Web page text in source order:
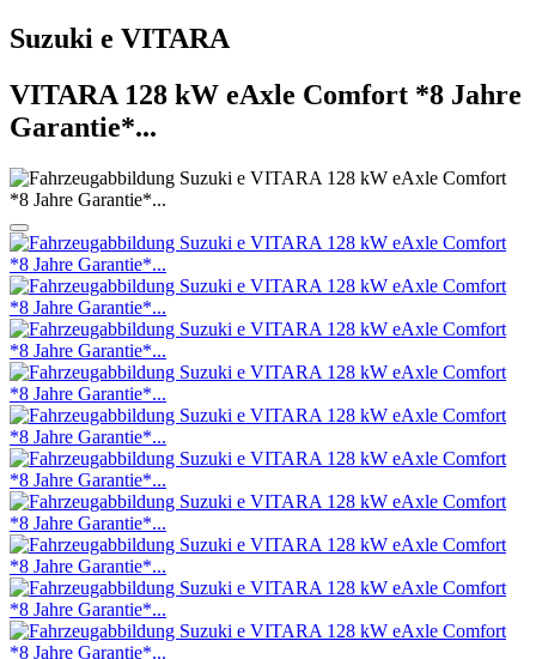
Suzuki e VITARA
VITARA 128 kW eAxle Comfort *8 Jahre
Garantie*...